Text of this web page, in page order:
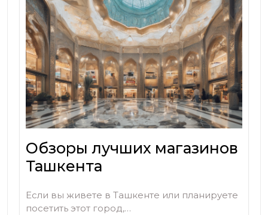
Обзоры лучших магазинов
Ташкента
Если вы живете в Ташкенте или планируете
посетить этот город,…